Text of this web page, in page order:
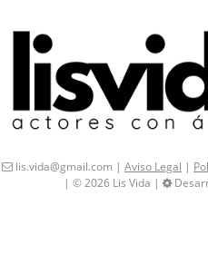
lis.vida@gmail.com | Aviso Legal |
| © 2026 Lis Vida |